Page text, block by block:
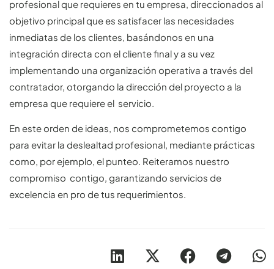
profesional que requieres en tu empresa, direccionados al
objetivo principal que es satisfacer las necesidades
inmediatas de los clientes, basándonos en una
integración directa con el cliente final y a su vez
implementando una organización operativa a través del
contratador, otorgando la dirección del proyecto a la
empresa que requiere el servicio.
En este orden de ideas, nos comprometemos contigo
para evitar la deslealtad profesional, mediante prácticas
como, por ejemplo, el punteo. Reiteramos nuestro
compromiso contigo, garantizando servicios de
excelencia en pro de tus requerimientos.